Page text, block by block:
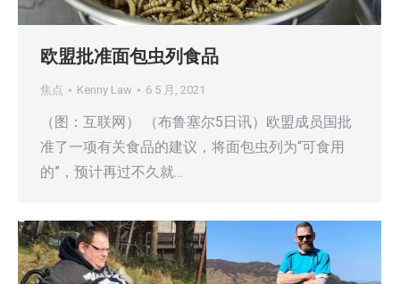
欧盟批准面包虫列食品
焦点 Kenny Law 6 5 月, 2021
（图：互联网） （布鲁塞尔5日讯）欧盟成员国批
准了一项有关食品的建议，将面包虫列为“可食用
的”，预计再过不久就…